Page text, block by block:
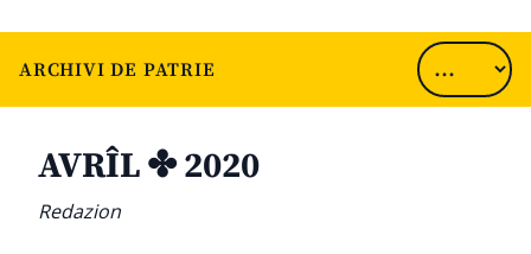
ARCHIVI DE PATRIE
AVRÎL ✤ 2020
Redazion